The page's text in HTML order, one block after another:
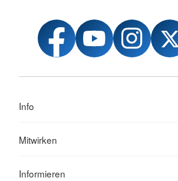
Info
Mitwirken
Informieren